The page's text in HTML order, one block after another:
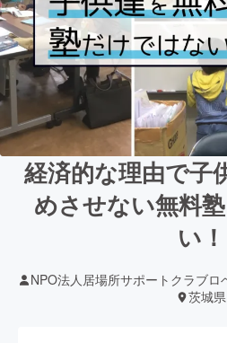
経済的な理由で子
めさせない無料
い！
NPO法人居場所サポートクラブロ
茨城県